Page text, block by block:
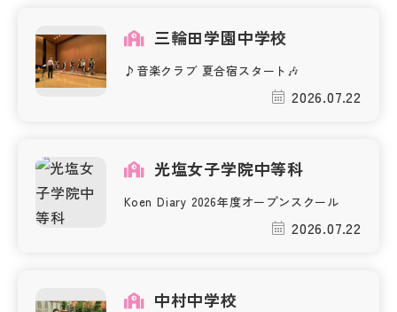
三輪田学園中学校
♪音楽クラブ 夏合宿スタート🎶
2026.07.22
光塩女子学院中等科
Koen Diary 2026年度オープンスクール
2026.07.22
中村中学校